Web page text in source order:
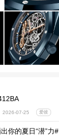
2026-07-25 爱彼
你的夏日“潜”力#